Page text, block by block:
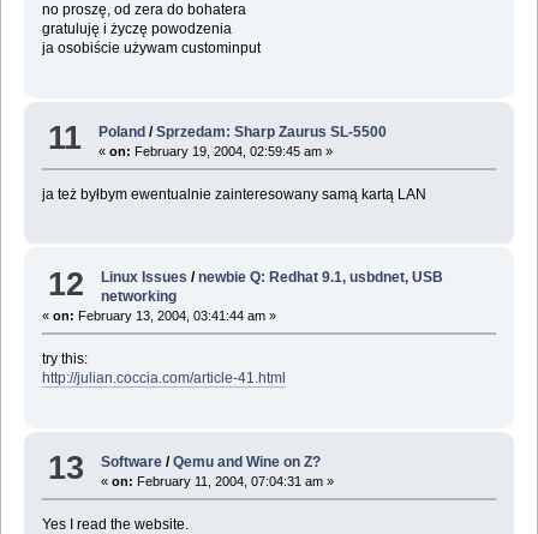
no proszę, od zera do bohatera
gratuluję i życzę powodzenia
ja osobiście używam custominput
11 Poland /Sprzedam: Sharp Zaurus SL-5500
«on: February 19, 2004, 02:59:45 am »
ja też byłbym ewentualnie zainteresowany samą kartą LAN
12 Linux Issues /newbie Q: Redhat 9.1, usbdnet, USB
networking
« on: February 13, 2004, 03:41:44 am »
try this:
http://julian.coccia.com/article-41.html
13 Software /Qemu and Wine on Z?
«on: February 11, 2004, 07:04:31 am »
Yes I read the website.